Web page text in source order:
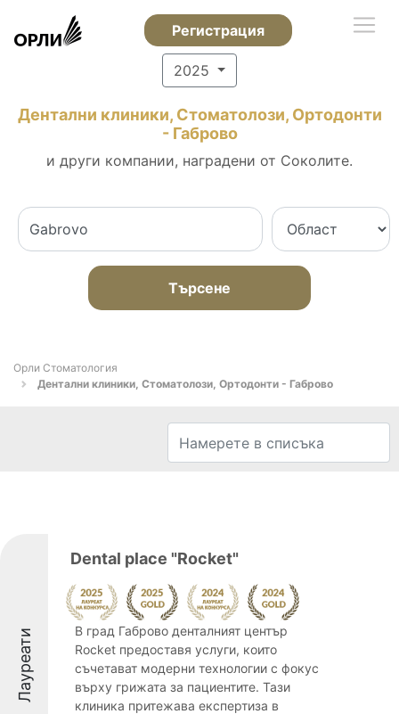
Регистрация
2025
Дентални клиники, Стоматолози, Ортодонти
- Габрово
и други компании, наградени от Соколите.
Търсене
Орли Стоматология
Дентални клиники, Стоматолози, Ортодонти - Габрово
Лауреати
Dental place "Rocket"
В град Габрово денталният център
Rocket предоставя услуги, които
съчетават модерни технологии с фокус
върху грижата за пациентите. Тази
клиника притежава експертиза в